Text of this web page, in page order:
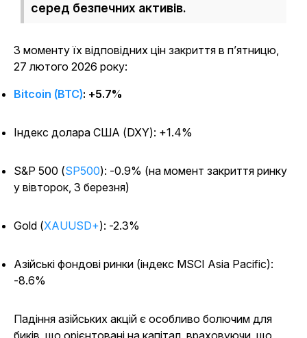
серед безпечних активів.
З моменту їх відповідних цін закриття в п’ятницю,
27 лютого 2026 року:
Bitcoin (BTC): +5.7%
Індекс долара США (DXY): +1.4%
S&P 500 (SP500): -0.9% (на момент закриття ринку
у вівторок, 3 березня)
Gold (XAUUSD+): -2.3%
Азійські фондові ринки (індекс MSCI Asia Pacific):
-8.6%
Падіння азійських акцій є особливо болючим для